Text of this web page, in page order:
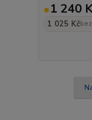
1 240
1 025 Kč